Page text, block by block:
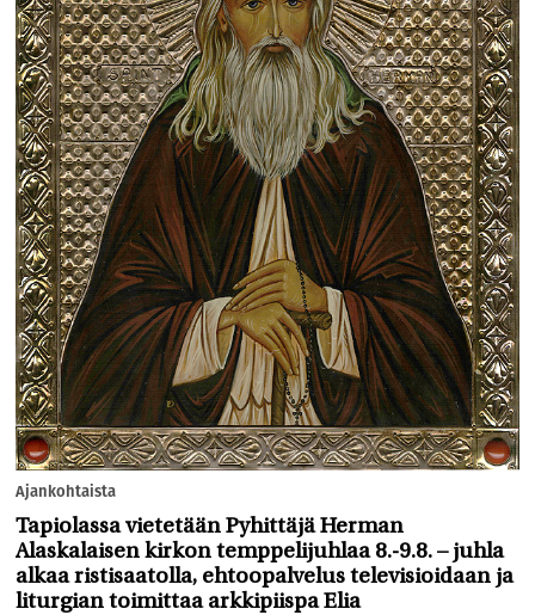
Ajankohtaista
Tapiolassa vietetään Pyhittäjä Herman
Alaskalaisen kirkon temppelijuhlaa 8.-9.8. – juhla
alkaa ristisaatolla, ehtoopalvelus televisioidaan ja
liturgian toimittaa arkkipiispa Elia